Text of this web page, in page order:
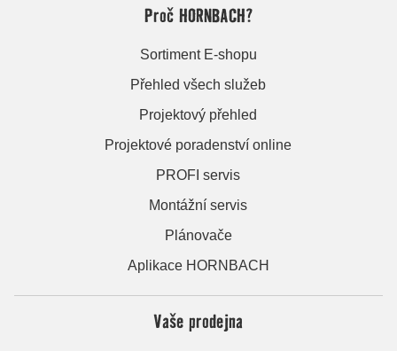
Proč HORNBACH?
Sortiment E-shopu
Přehled všech služeb
Projektový přehled
Projektové poradenství online
PROFI servis
Montážní servis
Plánovače
Aplikace HORNBACH
Vaše prodejna